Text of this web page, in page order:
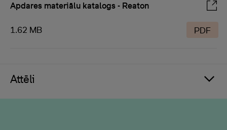
Apdares materiālu katalogs - Reaton
1.62 MB PDF
Attēli